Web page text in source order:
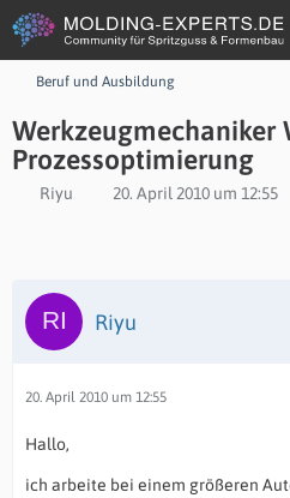
Beruf und Ausbildung
Werkzeugmechaniker
Prozessoptimierung
Riyu 20. April 2010 um 12:55
Riyu
20. April 2010 um 12:55
Hallo,
ich arbeite bei einem größeren